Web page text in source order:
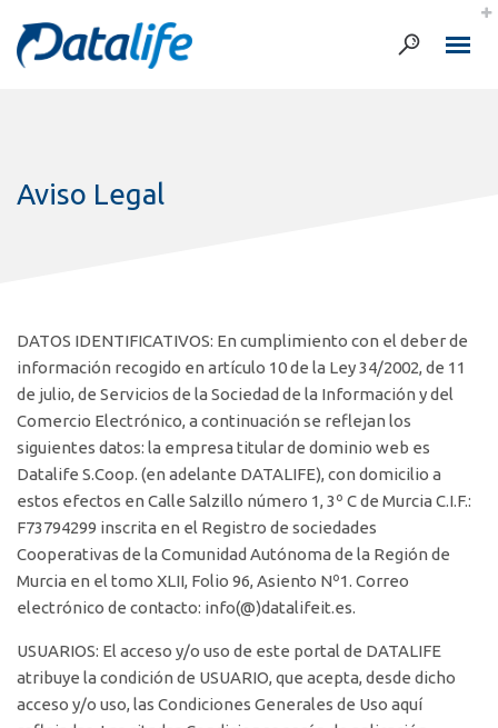
Aviso Legal
DATOS IDENTIFICATIVOS: En cumplimiento con el deber de
información recogido en artículo 10 de la Ley 34/2002, de 11
de julio, de Servicios de la Sociedad de la Información y del
Comercio Electrónico, a continuación se reflejan los
siguientes datos: la empresa titular de dominio web es
Datalife S.Coop. (en adelante DATALIFE), con domicilio a
estos efectos en Calle Salzillo número 1, 3º C de Murcia C.I.F.:
F73794299 inscrita en el Registro de sociedades
Cooperativas de la Comunidad Autónoma de la Región de
Murcia en el tomo XLII, Folio 96, Asiento Nº1. Correo
electrónico de contacto: info(@)datalifeit.es.
USUARIOS: El acceso y/o uso de este portal de DATALIFE
atribuye la condición de USUARIO, que acepta, desde dicho
acceso y/o uso, las Condiciones Generales de Uso aquí